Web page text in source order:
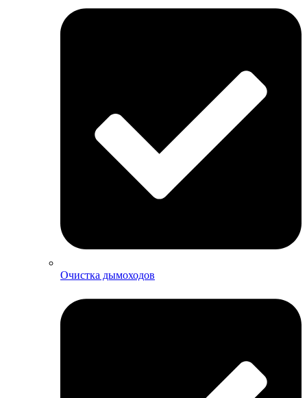
Очистка дымоходов